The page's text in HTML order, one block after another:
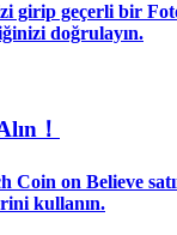
öğrenin
girip geçerli bir
doğrulayın.
！
Coin on Believe
kullanın.